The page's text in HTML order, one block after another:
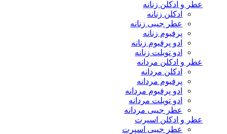
عطر و ادکلن زنانه
ادکلن زنانه
عطر جیبی زنانه
پرفیوم زنانه
ادو پرفیوم زنانه
ادو تویلت زنانه
عطر و ادکلن مردانه
ادکلن مردانه
پرفیوم مردانه
ادو پرفیوم مردانه
ادو تویلت مردانه
عطر جیبی مردانه
عطر و ادکلن اسپرت
عطر جیبی اسپرت